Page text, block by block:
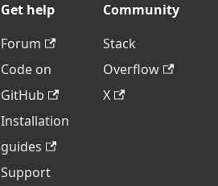
Get help
Forum
Code on
GitHub
Installation
guides
Support
Community
Stack
Overflow
X